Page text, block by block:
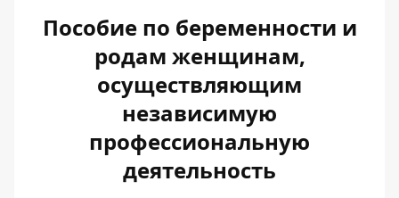
Пособие по беременности и
родам женщинам,
осуществляющим
независимую
профессиональную
деятельность